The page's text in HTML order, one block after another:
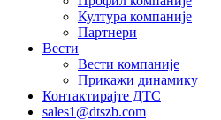
Култура компаније
Партнери
Вести
Вести компаније
Прикажи динамику
Контактирајте ДТС
sales1@dtszb.com